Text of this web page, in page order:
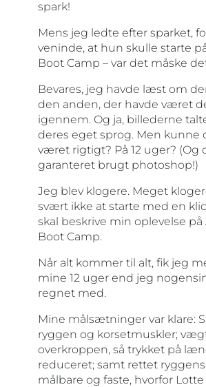
spark!
Mens jeg ledte efter sparket,
veninde, at hun skulle starte
Boot Camp – var det måske
Bevares, jeg havde læst om
den anden, der havde været
igennem. Og ja, billederne
deres eget sprog. Men kunne
været rigtigt? På 12 uger? (Og
garanteret brugt photoshop!)
Jeg blev klogere. Meget
svært ikke at starte med en
skal beskrive min oplevelse på
Boot Camp.
Når alt kommer til alt, fik jeg
mine 12 uger end jeg
regnet med.
Mine målsætninger var klare:
ryggen og korsetmuskler;
overkroppen, så trykket på
reduceret; samt rettet ryggens
målbare og faste, hvorfor